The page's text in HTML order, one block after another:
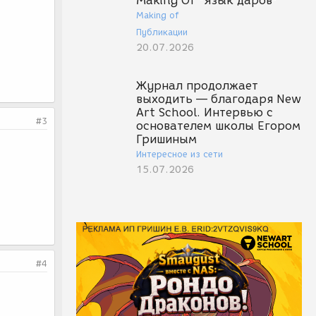
Making of
Публикации
20.07.2026
Журнал продолжает
выходить — благодаря New
Art School. Интервью с
основателем школы Егором
Гришиным
Интересное из сети
15.07.2026
#3
#4